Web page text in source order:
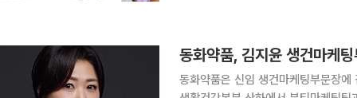
동화약품, 김지윤 생건마케
동화약품은 신임 생건마케팅부문장